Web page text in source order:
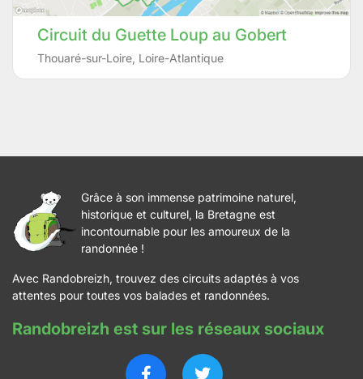
Circuit du Guette Loup au Gobert
Thouaré-sur-Loire Loire-Atlantique
Grâce à son immense patrimoine naturel,
historique et culturel, la Bretagne est
incontournable pour les amoureux de la
randonnée !
Avec Randobreizh, trouvez des circuits adaptés à vos
attentes pour toutes vos balades et randonnées.
Randobreizh est sur les réseaux sociaux